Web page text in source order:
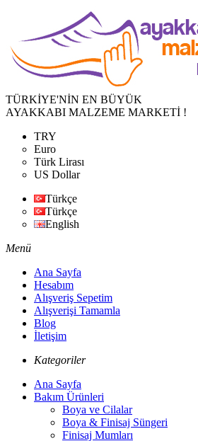
TÜRKİYE'NİN EN BÜYÜK
AYAKKABI MALZEME MARKETİ !
TRY
Euro
Türk Lirası
US Dollar
Türkçe
Türkçe
English
Menü
Ana Sayfa
Hesabım
Alışveriş Sepetim
Alışverişi Tamamla
Blog
İletişim
Kategoriler
Ana Sayfa
Bakım Ürünleri
Boya ve Cilalar
Boya & Finisaj Süngeri
Finisaj Mumları